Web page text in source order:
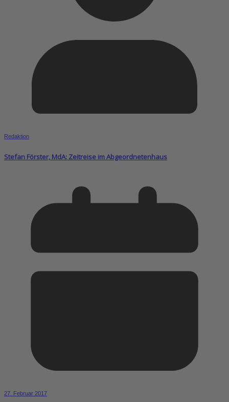
Redaktion
Stefan Förster, MdA: Zeitreise im Abgeordnetenhaus
27. Februar 2017